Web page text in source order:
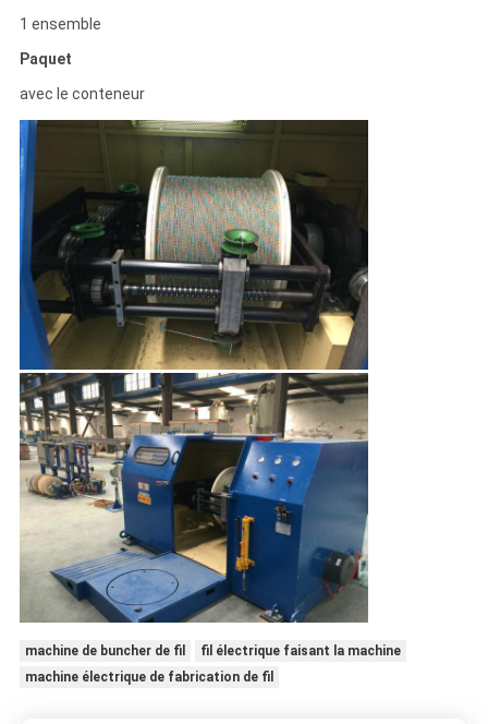
1 ensemble
Paquet
avec le conteneur
machine de buncher de fil
fil électrique faisant la machine
machine électrique de fabrication de fil